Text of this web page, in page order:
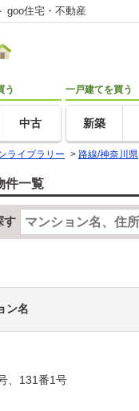
goo住宅・不動産
う
中古
一戸建てを買う
新築
ライブラリー > 路線/神奈川県
件一覧
す
ン名
、131番1号